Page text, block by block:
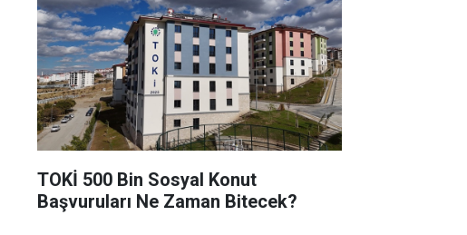
TOKİ 500 Bin Sosyal Konut
Başvuruları Ne Zaman Bitecek?